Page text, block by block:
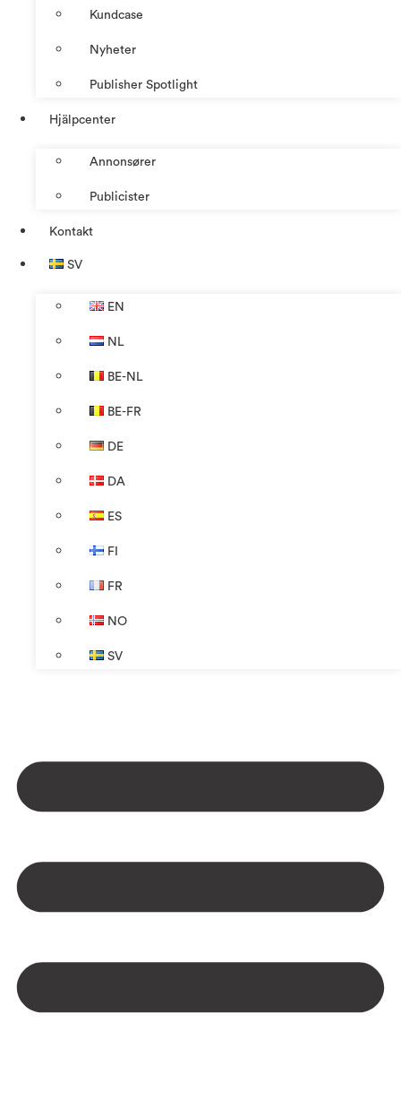
Kundcase
Nyheter
Publisher Spotlight
Hjälpcenter
Annonsører
Publicister
Kontakt
SV
EN
NL
BE-NL
BE-FR
DE
DA
ES
FI
FR
NO
SV